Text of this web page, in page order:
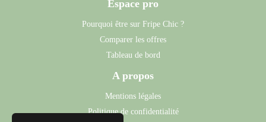
Espace pro
Pourquoi être sur Fripe Chic ?
Comparer les offres
Tableau de bord
A propos
Mentions légales
Politique de confidentialité